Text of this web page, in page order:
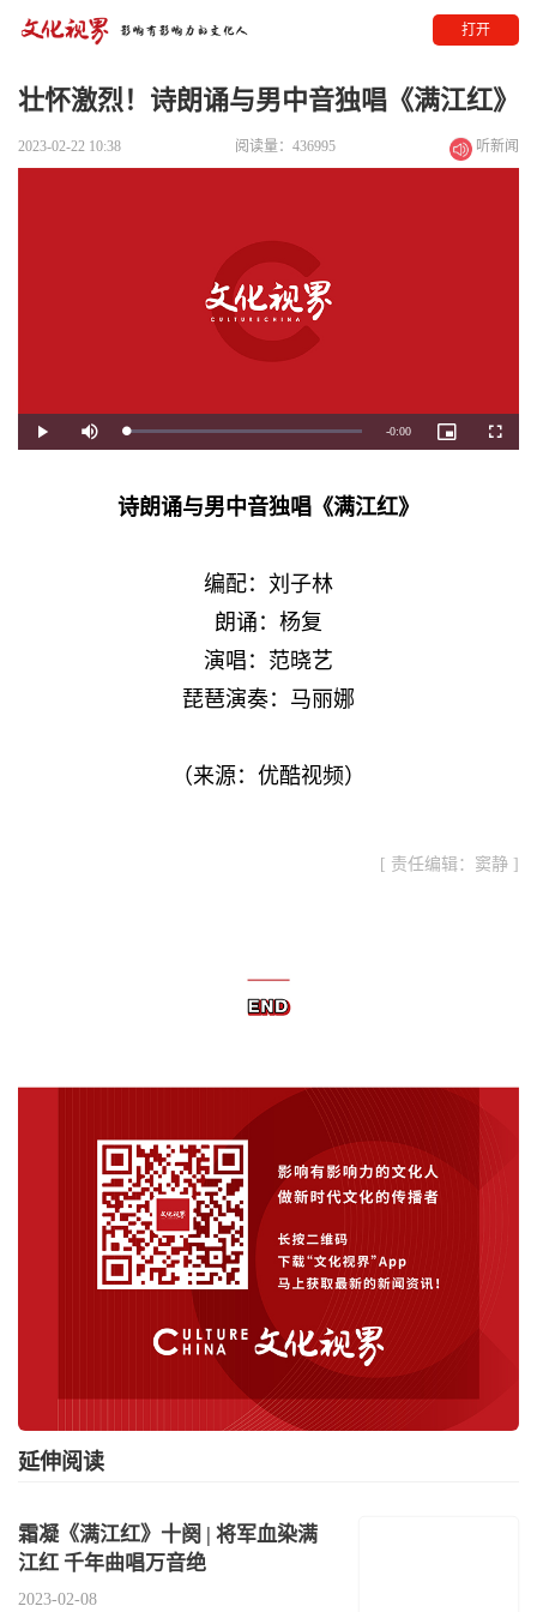
打开
壮怀激烈！诗朗诵与男中音独唱《满江红》
2023-02-22 10:38 阅读量：436995 听新闻
Play Mute Loaded:
Remaining
-0:00
Picture-
in-
诗朗诵与男中音独唱《满江红》
编配：刘子林
朗诵：杨复
演唱：范晓艺
琵琶演奏：马丽娜
（来源：优酷视频）
[ 责任编辑：窦静 ]
延伸阅读
霜凝《满江红》十阕 | 将军血染满
江红 千年曲唱万音绝
2023-02-08